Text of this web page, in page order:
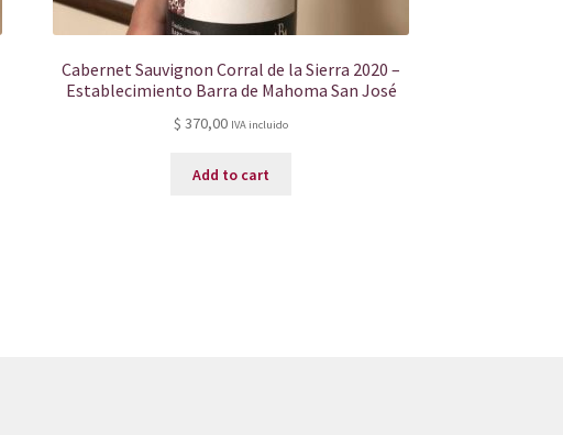
Cabernet Sauvignon Corral de la Sierra 2020 –
Establecimiento Barra de Mahoma San José
$ 370,00 IVA incluido
Add to cart